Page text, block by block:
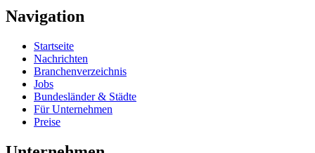
Navigation
Startseite
Nachrichten
Branchenverzeichnis
Jobs
Bundesländer & Städte
Für Unternehmen
Preise